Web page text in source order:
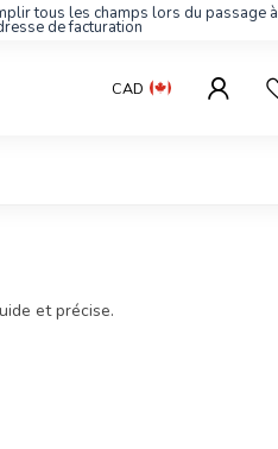
tous les champs lors du passage à
de facturation
CAD
et précise.